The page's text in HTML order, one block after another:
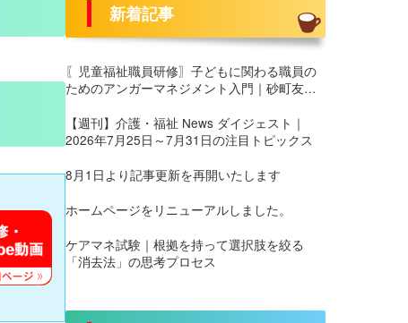
新着記事
〖児童福祉職員研修〗子どもに関わる職員の
ためのアンガーマネジメント入門｜砂町友愛
【週刊】介護・福祉 News ダイジェスト｜
2026年7月25日～7月31日の注目トピックス
8月1日より記事更新を再開いたします
ホームページをリニューアルしました。
ケアマネ試験｜根拠を持って選択肢を絞る
「消去法」の思考プロセス